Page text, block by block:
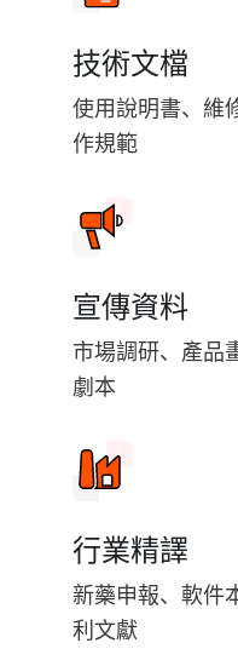
技術文檔
使用說明書、維
作規範
宣傳資料
市場調研、產品
劇本
行業精譯
新藥申報、軟件
利文獻